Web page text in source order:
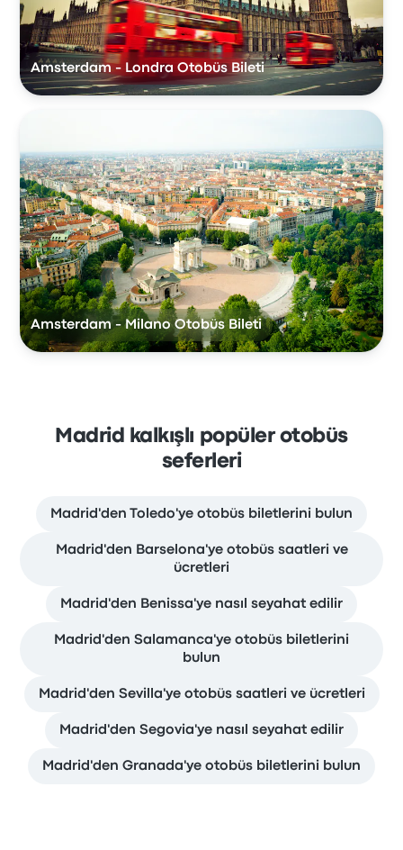
Amsterdam - Londra Otobüs Bileti
Amsterdam - Milano Otobüs Bileti
Madrid kalkışlı popüler otobüs
seferleri
Madrid'den Toledo'ye otobüs biletlerini bulun
Madrid'den Barselona'ye otobüs saatleri ve
ücretleri
Madrid'den Benissa'ye nasıl seyahat edilir
Madrid'den Salamanca'ye otobüs biletlerini
bulun
Madrid'den Sevilla'ye otobüs saatleri ve ücretleri
Madrid'den Segovia'ye nasıl seyahat edilir
Madrid'den Granada'ye otobüs biletlerini bulun